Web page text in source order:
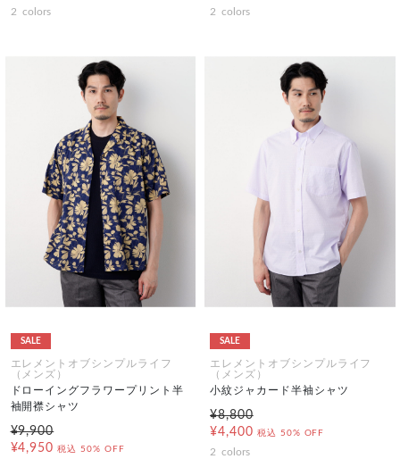
2 colors 2 colors
SALE
エレメントオブシンプルライフ
（メンズ）
ドローイングフラワープリント半
袖開襟シャツ
¥9,900
¥4,950 税込 50% OFF
SALE
エレメントオブシンプルライフ
（メンズ）
小紋ジャカード半袖シャツ
¥8,800
¥4,400 税込 50% OFF
2 colors